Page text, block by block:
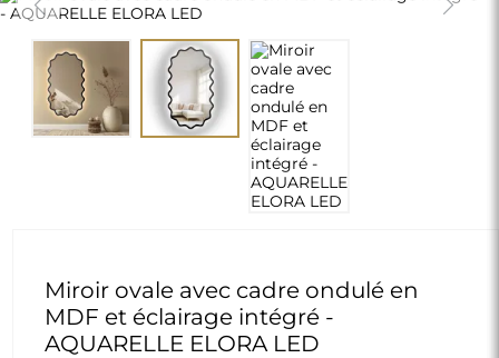
Previous Next
Miroir ovale avec cadre ondulé en
MDF et éclairage intégré -
AQUARELLE ELORA LED